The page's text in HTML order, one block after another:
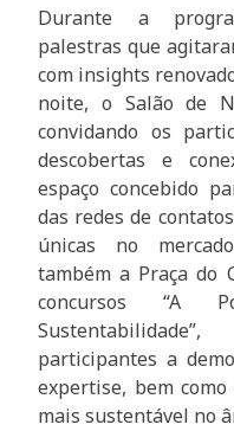
Durante a
palestras que
com insights
noite, o Salão de
convidando os
descobertas e
espaço concebido
das redes de
únicas no
também a Praça do
concursos “A
participantes a
expertise, bem
mais sustentável no